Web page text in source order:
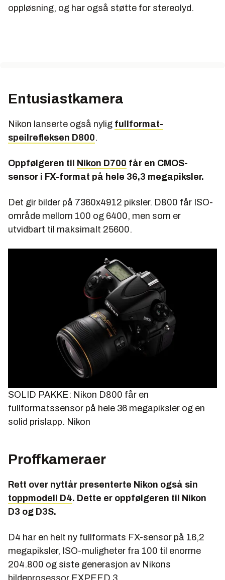
oppløsning, og har også støtte for stereolyd.
Entusiastkamera
Nikon lanserte også nylig fullformat-
speilrefleksen D800.
Oppfølgeren til Nikon D700 får en CMOS-
sensor i FX-format på hele 36,3 megapiksler.
Det gir bilder på 7360x4912 piksler. D800 får ISO-
område mellom 100 og 6400, men som er
utvidbart til maksimalt 25600.
SOLID PAKKE: Nikon D800 får en
fullformatssensor på hele 36 megapiksler og en
solid prislapp. Nikon
Proffkameraer
Rett over nyttår presenterte Nikon også sin
toppmodell D4. Dette er oppfølgeren til Nikon
D3 og D3S.
D4 har en helt ny fullformats FX-sensor på 16,2
megapiksler, ISO-muligheter fra 100 til enorme
204.800 og siste generasjon av Nikons
bildeprosessor EXPEED 3.